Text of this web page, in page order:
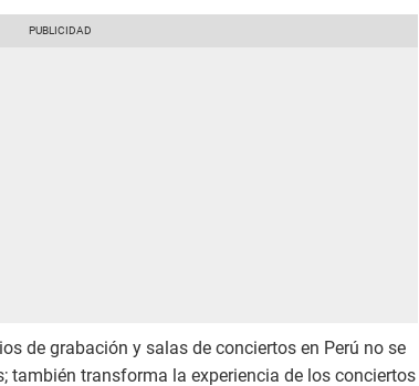
de grabación y salas de conciertos en Perú no se
también transforma la experiencia de los conciertos